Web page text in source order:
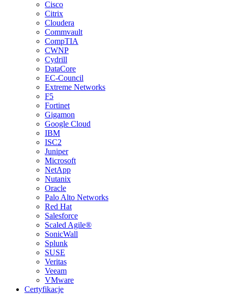
Cisco
Citrix
Cloudera
Commvault
CompTIA
CWNP
Cydrill
DataCore
EC-Council
Extreme Networks
F5
Fortinet
Gigamon
Google Cloud
IBM
ISC2
Juniper
Microsoft
NetApp
Nutanix
Oracle
Palo Alto Networks
Red Hat
Salesforce
Scaled Agile®
SonicWall
Splunk
SUSE
Veritas
Veeam
VMware
Certyfikacje